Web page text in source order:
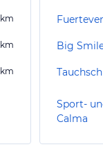
km
km
km
Big
Sport-
Calma